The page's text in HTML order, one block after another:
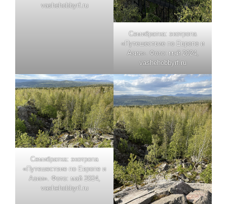
vashehobbyrf.ru
Семибратка: экотропа
«Путешествие по Европе и
Азии». Фото: май 2024,
vashehobbyrf.ru
Семибратка: экотропа
«Путешествие по Европе и
Азии». Фото: май 2024,
vashehobbyrf.ru